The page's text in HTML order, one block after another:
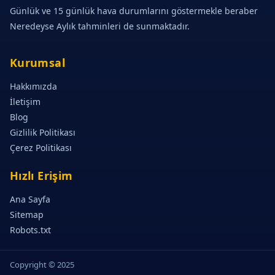
Günlük ve 15 günlük hava durumlarını göstermekle beraber
Neredeyse Aylık tahminleri de sunmaktadır.
Kurumsal
Hakkımızda
İletişim
Blog
Gizlilik Politikası
Çerez Politikası
Hızlı Erişim
Ana Sayfa
Sitemap
Robots.txt
Copyright © 2025